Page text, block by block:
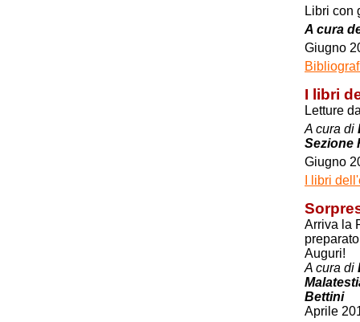
Libri con
A cura
Giugno
I libri
Letture
A cura di
Sezione
Giugno
I libri
Arriva la
Auguri!
A cura di
Bettini
Aprile